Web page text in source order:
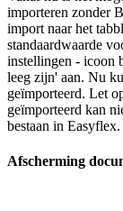
importeren zonder
import naar het
standaardwaarde
instellingen - icoon
leeg zijn' aan. Nu
geïmporteerd. Let
geïmporteerd kan
bestaan in Easyflex.
Afscherming